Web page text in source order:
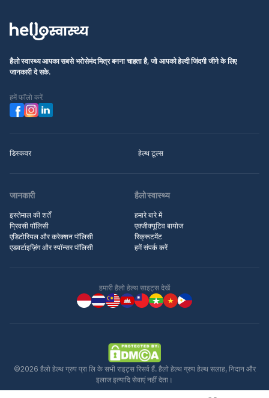
हैलो स्वास्थ्य आपका सबसे भरोसेमंद मित्र बनना चाहता है, जो आपको हेल्दी जिंदगी जीने के लिए
जानकारी दे सके.
हमें फॉलो करें
डिस्कवर हेल्थ टूल्स
जानकारी
इस्तेमाल की शर्तें
प्रिवसी पॉलिसी
एडिटोरियल और करेक्शन पॉलिसी
एडवर्टाइज़िंग और स्पॉन्सर पॉलिसी
हैलो स्वास्थ्य
हमारे बारे में
एक्जीक्यूटिव बायोज
रिक्रूटमेंट
हमें संपर्क करें
हमारी हैलो हेल्थ साइट्स देखें
©2026 हैलो हेल्थ ग्रुप प्रा लि के सभी राइट्स रिसर्व हैं. हैलो हेल्थ ग्रुप हेल्थ सलाह, निदान और
इलाज इत्यादि सेवाएं नहीं देता।